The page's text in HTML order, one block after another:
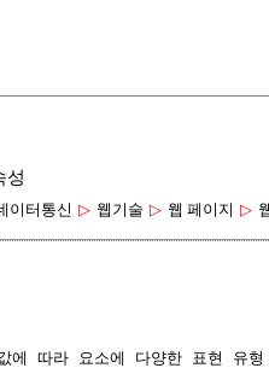
성
이터통신 ▷ 웹기술 ▷ 웹 페이지 ▷
따라 요소에 다양한 표현 유형